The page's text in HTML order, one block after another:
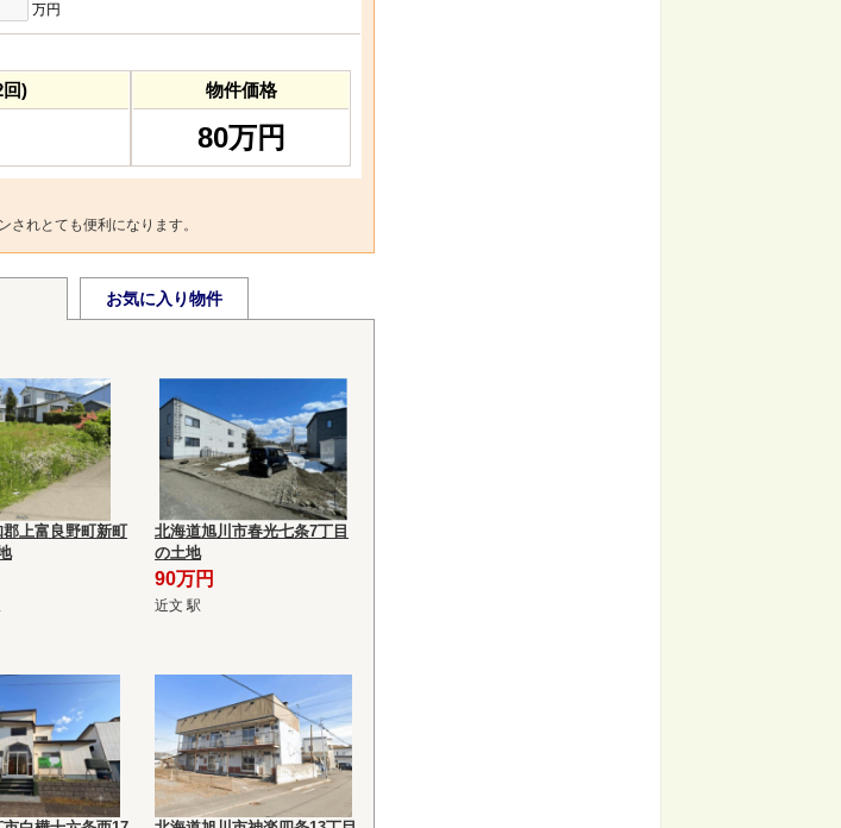
万円
) 物件価格
80万円
れとても便利になります。
お気に入り物件
上富良野町新町
北海道旭川市春光七条7丁目
の土地
90万円
近文 駅